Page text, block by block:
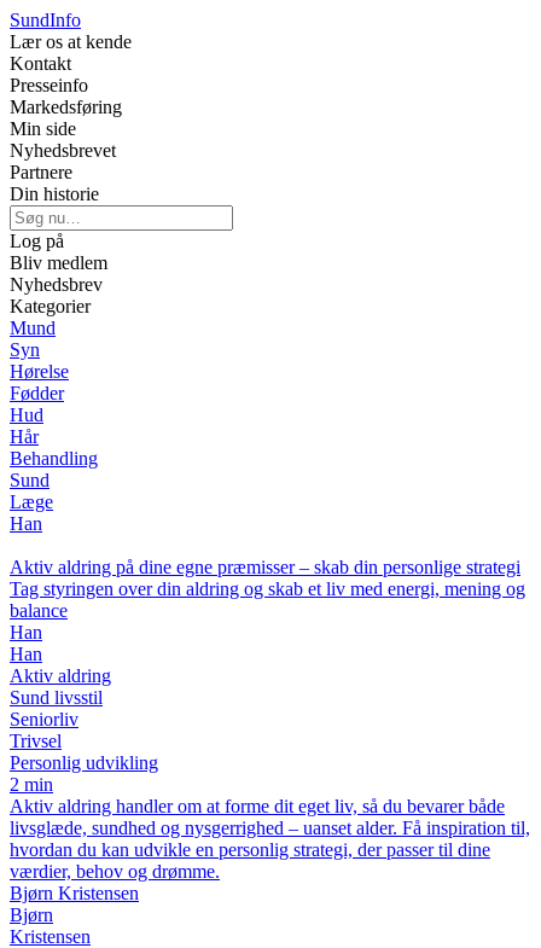
SundInfo
Lær os at kende
Kontakt
Presseinfo
Markedsføring
Min side
Nyhedsbrevet
Partnere
Din historie
Log på
Bliv medlem
Nyhedsbrev
Kategorier
Mund
Syn
Hørelse
Fødder
Hud
Hår
Behandling
Sund
Læge
Han
Aktiv aldring på dine egne præmisser – skab din personlige strategi
Tag styringen over din aldring og skab et liv med energi, mening og
balance
Han
Han
Aktiv aldring
Sund livsstil
Seniorliv
Trivsel
Personlig udvikling
2 min
Aktiv aldring handler om at forme dit eget liv, så du bevarer både
livsglæde, sundhed og nysgerrighed – uanset alder. Få inspiration til,
hvordan du kan udvikle en personlig strategi, der passer til dine
værdier, behov og drømme.
Bjørn Kristensen
Bjørn
Kristensen